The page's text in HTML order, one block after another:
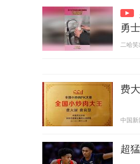
勇
二哈
费
中国
超